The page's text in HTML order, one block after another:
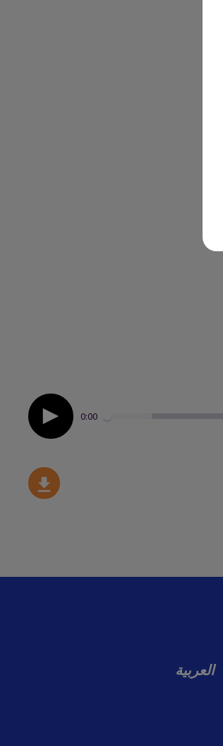
0:00
العربية